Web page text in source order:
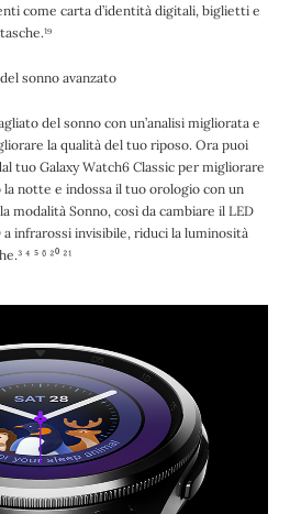
come carta d’identità digitali, biglietti e
sonno avanzato
del sonno con un’analisi migliorata e
la qualità del tuo riposo. Ora puoi
tuo Galaxy Watch6 Classic per migliorare
notte e indossa il tuo orologio con un
modalità Sonno, così da cambiare il LED
a infrarossi invisibile, riduci la luminosità
⁴ ⁵ ⁶ ²⁰ ²¹